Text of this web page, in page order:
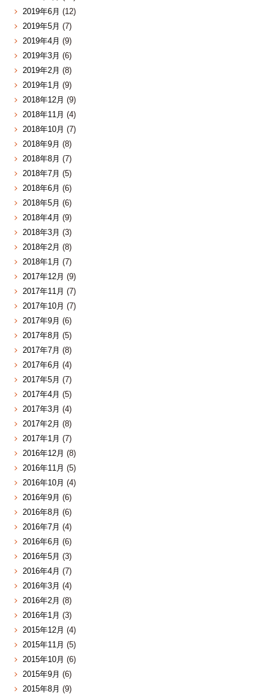
2019年6月 (12)
2019年5月 (7)
2019年4月 (9)
2019年3月 (6)
2019年2月 (8)
2019年1月 (9)
2018年12月 (9)
2018年11月 (4)
2018年10月 (7)
2018年9月 (8)
2018年8月 (7)
2018年7月 (5)
2018年6月 (6)
2018年5月 (6)
2018年4月 (9)
2018年3月 (3)
2018年2月 (8)
2018年1月 (7)
2017年12月 (9)
2017年11月 (7)
2017年10月 (7)
2017年9月 (6)
2017年8月 (5)
2017年7月 (8)
2017年6月 (4)
2017年5月 (7)
2017年4月 (5)
2017年3月 (4)
2017年2月 (8)
2017年1月 (7)
2016年12月 (8)
2016年11月 (5)
2016年10月 (4)
2016年9月 (6)
2016年8月 (6)
2016年7月 (4)
2016年6月 (6)
2016年5月 (3)
2016年4月 (7)
2016年3月 (4)
2016年2月 (8)
2016年1月 (3)
2015年12月 (4)
2015年11月 (5)
2015年10月 (6)
2015年9月 (6)
2015年8月 (9)